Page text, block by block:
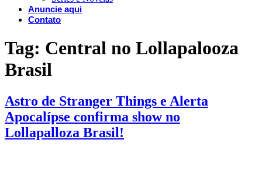
Anuncie aqui
Contato
Tag: Central no Lollapalooza
Brasil
Astro de Stranger Things e Alerta
Apocalípse confirma show no
Lollapalloza Brasil!